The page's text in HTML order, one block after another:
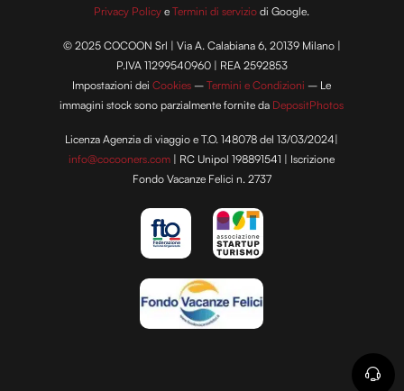
Privacy Policy eTermini di servizio di Google.
© 2025 COCOON Srl | Via A. Calabiana 6, 20139 Milano |
P.IVA 11299540960 | REA 2592853
Impostazioni deiCookies –Termini e Condizioni – Le
immagini stock sono parzialmente fornite da DepositPhotos
Licenza Agenzia di viaggio e T.O. 148078 del 13/03/2024|
info@cocooners.com | RC Unipol 198891541 | Iscrizione
Fondo Vacanze Felici n. 2737